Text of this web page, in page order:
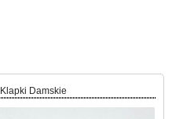
Klapki Damskie